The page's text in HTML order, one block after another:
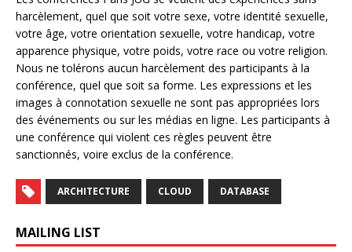
harcèlement, quel que soit votre sexe, votre identité sexuelle,
votre âge, votre orientation sexuelle, votre handicap, votre
apparence physique, votre poids, votre race ou votre religion.
Nous ne tolérons aucun harcèlement des participants à la
conférence, quel que soit sa forme. Les expressions et les
images à connotation sexuelle ne sont pas appropriées lors
des événements ou sur les médias en ligne. Les participants à
une conférence qui violent ces règles peuvent être
sanctionnés, voire exclus de la conférence.
ARCHITECTURE CLOUD DATABASE
MAILING LIST